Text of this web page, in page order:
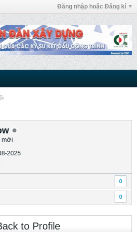
Đăng nhập hoặc Đăng kí
mới
2025
0
0
to Profile